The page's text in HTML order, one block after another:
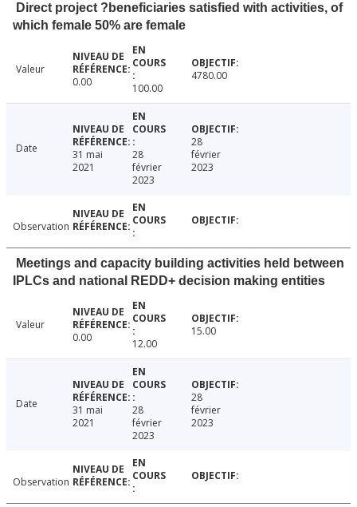
Direct project ?beneficiaries satisfied with activities, of
which female 50% are female
Valeur
0.00
100.00
4780.00
Date
31 mai
2021
28
février
2023
28
février
2023
Observation
Meetings and capacity building activities held between
IPLCs and national REDD+ decision making entities
Valeur
0.00
12.00
15.00
Date
31 mai
2021
28
février
2023
28
février
2023
Observation